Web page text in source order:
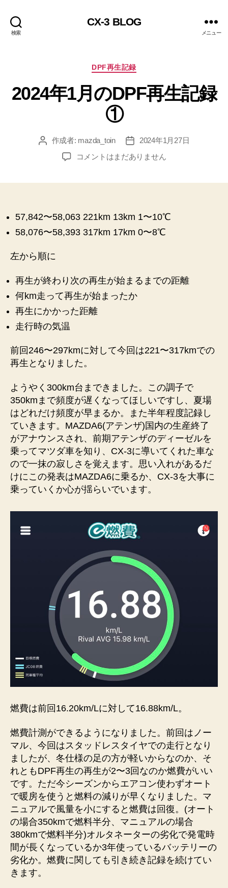
検索
CX-3 BLOG
メニュー
カ
ゴ
リ
ー
DPF再生記録
2024年1月のDPF再生記録
①
投 作成者: mazda_toin
投
稿
日
2024年1月27日
2024
DPF
生
へ
の
コメントはまだありません
57,842〜58,063 221km 13km 1〜10℃
58,076〜58,393 317km 17km 0〜8℃
左から順に
再生が終わり次の再生が始まるまでの距離
何km走って再生が始まったか
再生にかかった距離
走行時の気温
前回246〜297kmに対して今回は221〜317kmでの
再生となりました。
ようやく300km台まできました。この調子で
350kmまで頻度が遅くなってほしいですし、夏場
はどれだけ頻度が早まるか。また半年程度記録し
ていきます。MAZDA6(アテンザ)国内の生産終了
がアナウンスされ、前期アテンザのディーゼルを
乗ってマツダ車を知り、CX-3に導いてくれた車な
ので一抹の寂しさを覚えます。思い入れがあるだ
けにこの発表はMAZDA6に乗るか、CX-3を大事に
乗っていくか心が揺らいでいます。
燃費は前回16.20km/Lに対して16.88km/L。
燃費計測ができるようになりました。前回はノー
マル、今回はスタッドレスタイヤでの走行となり
ましたが、冬仕様の足の方が軽いからなのか、そ
れともDPF再生の再生が2〜3回なのか燃費がいい
です。ただ今シーズンからエアコン使わずオート
で暖房を使うと燃料の減りが早くなりました。マ
ニュアルで風量を小にすると燃費は回復。(オート
の場合350kmで燃料半分、マニュアルの場合
380kmで燃料半分)オルタネーターの劣化で発電時
間が長くなっているか3年使っているバッテリーの
劣化か。燃費に関しても引き続き記録を続けてい
きます。